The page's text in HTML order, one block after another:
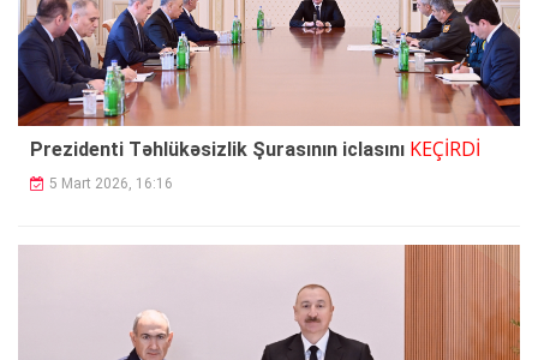
Prezidenti Təhlükəsizlik Şurasının iclasını KEÇİRDİ
5 Mart 2026, 16:16